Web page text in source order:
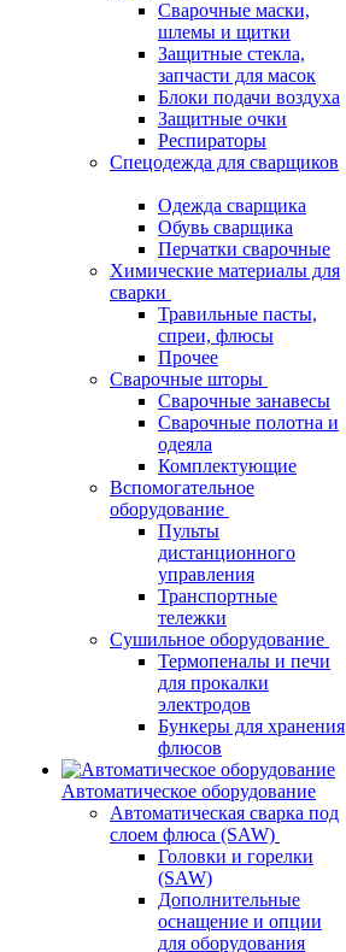
Сварочные маски,
шлемы и щитки
Защитные стекла,
запчасти для масок
Блоки подачи воздуха
Защитные очки
Респираторы
Спецодежда для сварщиков
Одежда сварщика
Обувь сварщика
Перчатки сварочные
Химические материалы для
сварки
Травильные пасты,
спреи, флюсы
Прочее
Сварочные шторы
Сварочные занавесы
Сварочные полотна и
одеяла
Комплектующие
Вспомогательное
оборудование
Пульты
дистанционного
управления
Транспортные
тележки
Сушильное оборудование
Термопеналы и печи
для прокалки
электродов
Бункеры для хранения
флюсов
Автоматическое оборудование
Автоматическая сварка под
слоем флюса (SAW)
Головки и горелки
(SAW)
Дополнительные
оснащение и опции
для оборудования